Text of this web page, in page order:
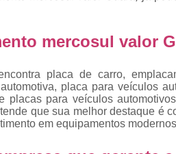
para
de
Qual o
mercosul valor
placa de carro,
placa para veículos
placas para veículos
que sua melhor destaque é
em equipamentos